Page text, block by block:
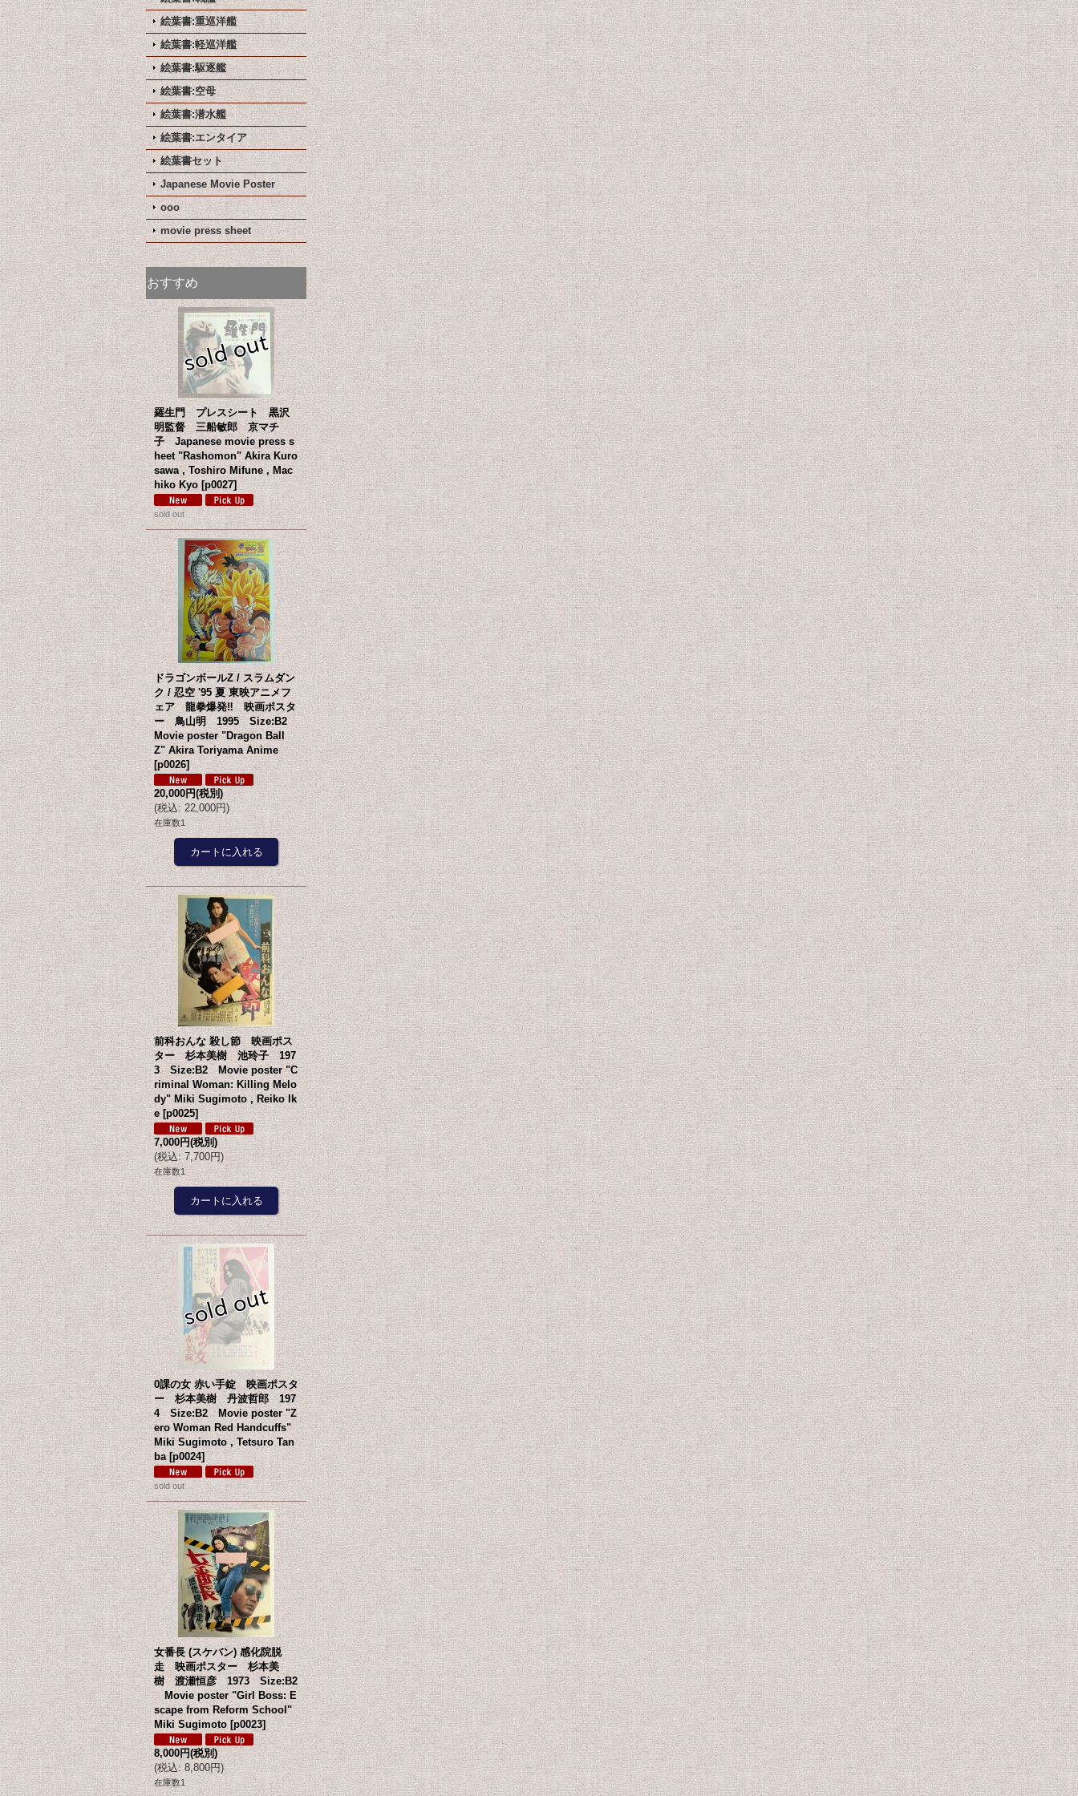
絵葉書:重巡洋艦
絵葉書:軽巡洋艦
絵葉書:駆逐艦
絵葉書:空母
絵葉書:潜水艦
絵葉書:エンタイア
絵葉書セット
Japanese Movie Poster
ooo
movie press sheet
おすすめ
羅生門 プレスシート 黒沢
明監督 三船敏郎 京マチ
子 Japanese movie press s
heet "Rashomon" Akira Kuro
sawa , Toshiro Mifune , Mac
hiko Kyo [p0027]
sold out
ドラゴンボールZ / スラムダン
ク / 忍空 '95 夏 東映アニメフ
ェア 龍拳爆発‼ 映画ポスタ
ー 鳥山明 1995 Size:B2
Movie poster "Dragon Ball
Z" Akira Toriyama Anime
[p0026]
20,000円(税別)
(税込: 22,000円)
在庫数1
前科おんな 殺し節 映画ポス
ター 杉本美樹 池玲子 197
3 Size:B2 Movie poster "C
riminal Woman: Killing Melo
dy" Miki Sugimoto , Reiko Ik
e [p0025]
7,000円(税別)
(税込: 7,700円)
在庫数1
0課の女 赤い手錠 映画ポスタ
ー 杉本美樹 丹波哲郎 197
4 Size:B2 Movie poster "Z
ero Woman Red Handcuffs"
Miki Sugimoto , Tetsuro Tan
ba [p0024]
sold out
女番長 (スケバン) 感化院脱
走 映画ポスター 杉本美
樹 渡瀬恒彦 1973 Size:B2
Movie poster "Girl Boss: E
scape from Reform School"
Miki Sugimoto [p0023]
8,000円(税別)
(税込: 8,800円)
在庫数1